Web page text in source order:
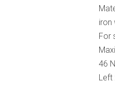
iron
For
46
Left